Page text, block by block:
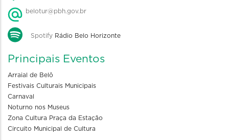
belotur@pbh.gov.br
Spotify Rádio Belo Horizonte
Principais Eventos
Arraial de Belô
Festivais Culturais Municipais
Carnaval
Noturno nos Museus
Zona Cultura Praça da Estação
Circuito Municipal de Cultura